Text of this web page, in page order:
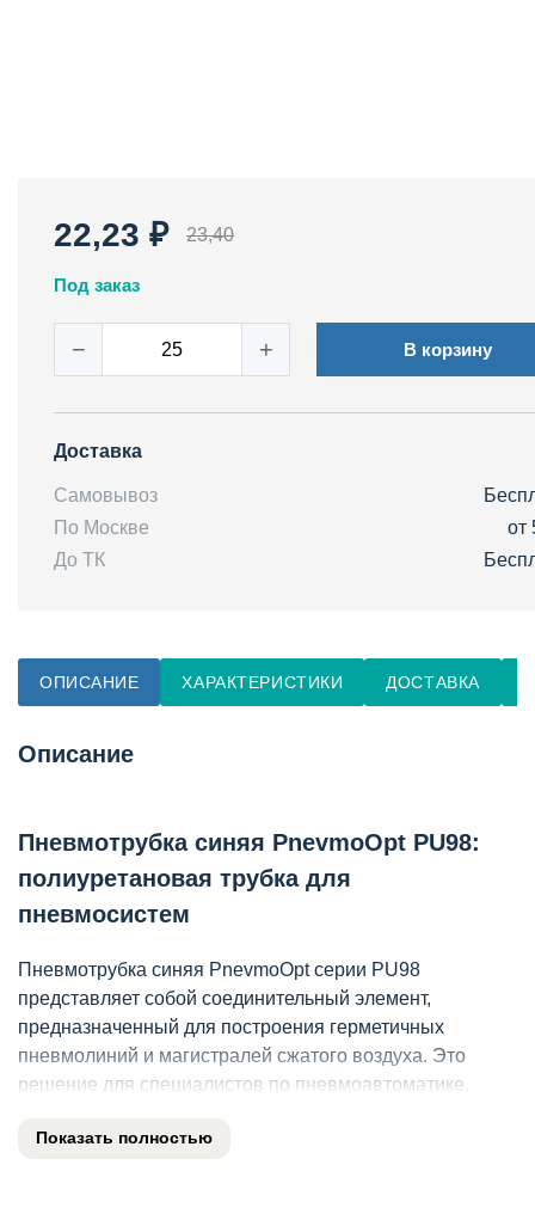
22,23 ₽ 23,40
Под заказ
− + В корзину
Доставка
Самовывоз
По Москве
от
До ТК
ОПИСАНИЕ ХАРАКТЕРИСТИКИ ДОСТАВКА
Описание
Пневмотрубка синяя PnevmoOpt PU98:
полиуретановая трубка для
пневмосистем
Пневмотрубка синяя PnevmoOpt серии PU98
представляет собой соединительный элемент,
предназначенный для построения герметичных
пневмолиний и магистралей сжатого воздуха. Это
решение для специалистов по пневмоавтоматике,
надежный трубопровод для промышленного
Показать полностью